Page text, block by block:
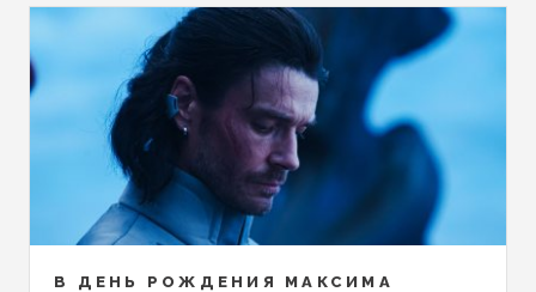
В ДЕНЬ РОЖДЕНИЯ МАКСИМА